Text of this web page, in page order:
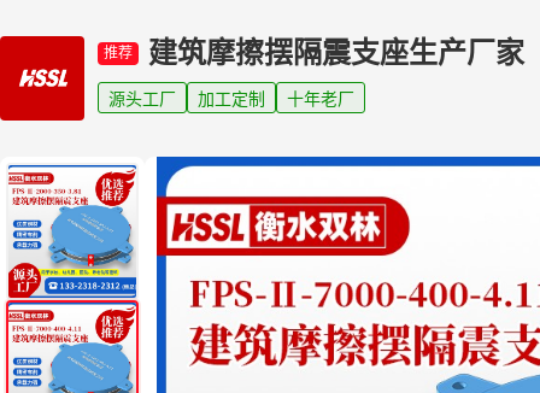
推荐 建筑摩擦摆隔震支座生产厂家
源头工厂 加工定制 十年老厂